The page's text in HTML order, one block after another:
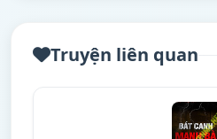
Truyện liên quan